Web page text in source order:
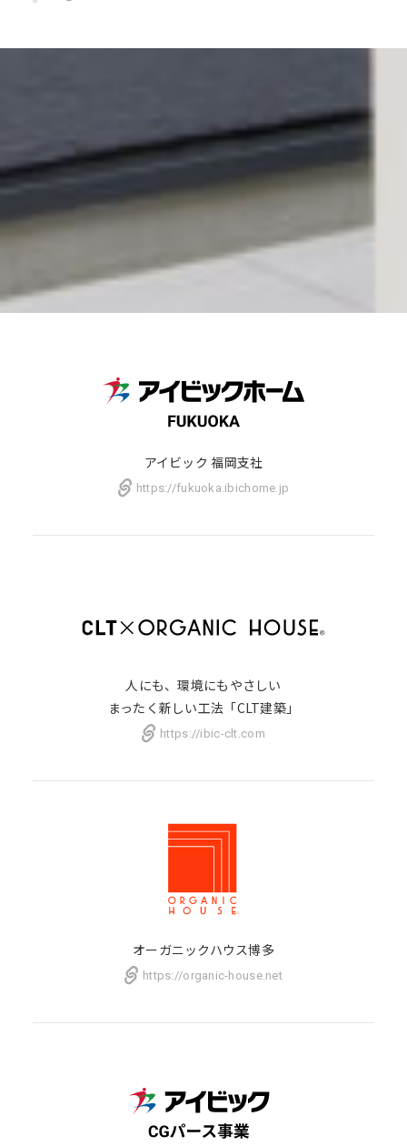
アイビック 福岡支社
https://fukuoka.ibichome.jp
人にも、環境にもやさしい
まったく新しい工法「CLT建築」
https://ibic-clt.com
オーガニックハウス博多
https://organic-house.net